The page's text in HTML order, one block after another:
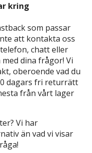
kring
som passar
att kontakta oss
chatt eller
dina frågor! Vi
oberoende vad du
dagars fri returrätt
från vårt lager
Vi har
än vad vi visar